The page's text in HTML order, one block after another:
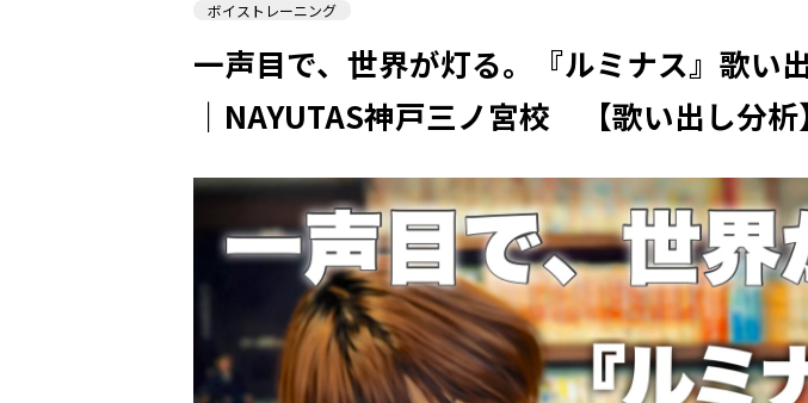
ボイストレーニング
一声目で、世界が灯る。『ルミナス』歌い
｜NAYUTAS神戸三ノ宮校 【歌い出し分析】